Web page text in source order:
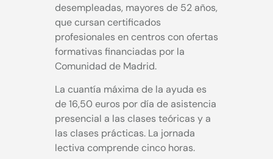
desempleadas, mayores de 52 años,
que cursan certificados
profesionales en centros con ofertas
formativas financiadas por la
Comunidad de Madrid.
La cuantía máxima de la ayuda es
de 16,50 euros por día de asistencia
presencial a las clases teóricas y a
las clases prácticas. La jornada
lectiva comprende cinco horas.